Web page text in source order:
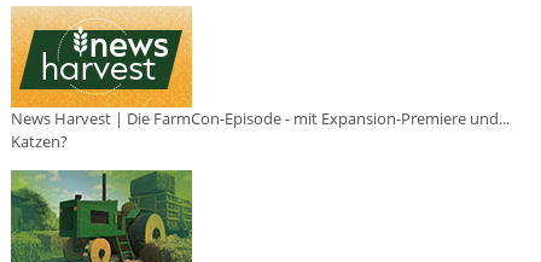
News Harvest | Die FarmCon-Episode - mit Expansion-Premiere und...
Katzen?